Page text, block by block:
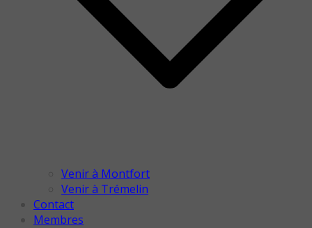
Venir à Montfort
Venir à Trémelin
Contact
Membres